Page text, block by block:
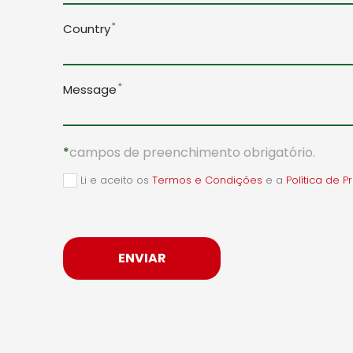
Country
Message
*campos de preenchimento obrigatório.
Li e aceito os Termos e Condições e a Política de
ENVIAR